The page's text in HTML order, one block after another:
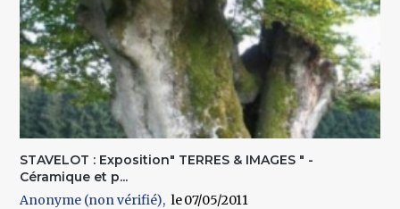
STAVELOT : Exposition" TERRES & IMAGES " -
Céramique et p...
Anonyme (non vérifié)
07/05/2011